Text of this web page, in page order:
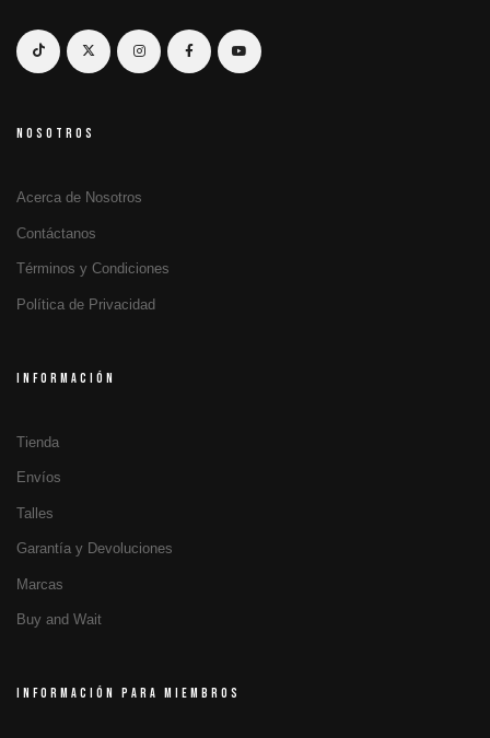
NOSOTROS
Acerca de Nosotros
Contáctanos
Términos y Condiciones
Política de Privacidad
INFORMACIÓN
Tienda
Envíos
Talles
Garantía y Devoluciones
Marcas
Buy and Wait
INFORMACIÓN PARA MIEMBROS